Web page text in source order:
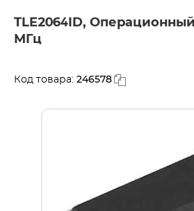
TLE2064ID,
МГц
Код товара: 246578